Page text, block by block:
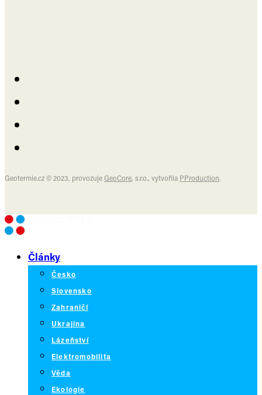
Geotermie.cz © 2023, provozujeGeoCore, s.r.o., vytvořila PProduction.
Články
Česko
Slovensko
Zahraničí
Ukrajina
Lázeňství
Elektromobilita
Věda
Ekologie